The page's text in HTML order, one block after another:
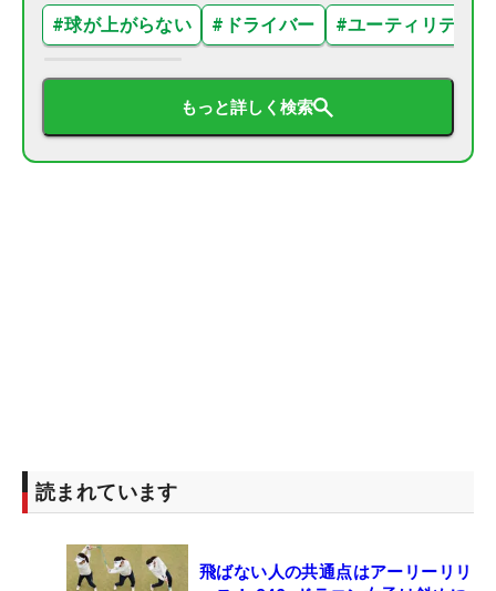
#球が上がらない # ドライバー #ユーティリティ
もっと詳しく検索
読まれています
飛ばない人の共通点はアーリーリリ